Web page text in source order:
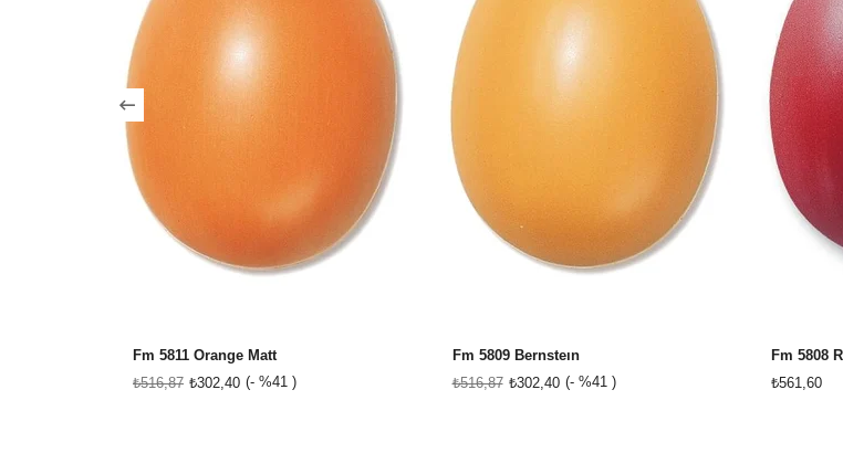
Fm 5811 Orange Matt
₺302,40
₺516,87 %41
Fm 5809 Bernsteın
₺302,40
₺516,87 %41
Fm 5808
₺561,60